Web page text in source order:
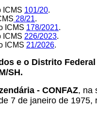
ICMS 101/20.
28/21.
ICMS 178/2021.
ICMS 226/2023.
ICMS 21/2026.
e o Distrito
SH.
- CONFAZ, na
7 de janeiro de 1975,